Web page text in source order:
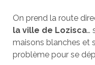
On prend la route
la ville de Lozisca…
maisons blanches et
problème pour se